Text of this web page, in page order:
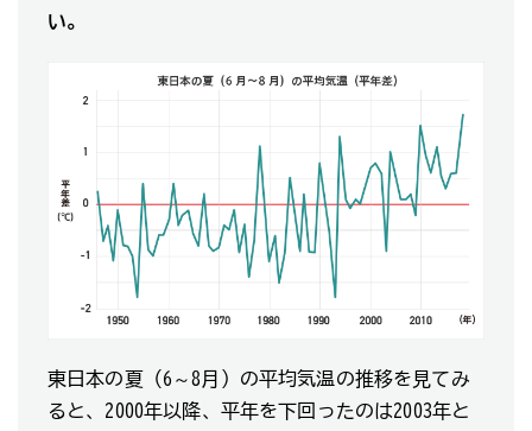
い。
東日本の夏（6～8月）の平均気温の推移を見てみ
ると、2000年以降、平年を下回ったのは2003年と